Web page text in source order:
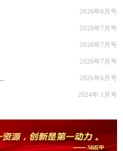
2026年6月号
2026年7月号
2026年7月号
2026年7月号
2026年6月号
2024年 1月号